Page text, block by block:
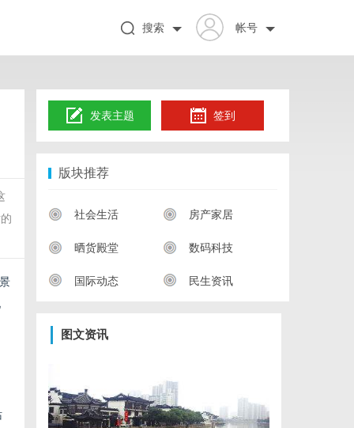
帐号
搜索
发表主题 签到
版块推荐
社会生活 房产家居
晒货殿堂 数码科技
国际动态 民生资讯
图文资讯